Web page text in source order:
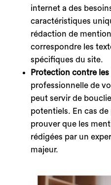
internet a des
caractéristiques
rédaction de
correspondre les
spécifiques du site.
Protection contre les
professionnelle de
peut servir de
potentiels. En cas
prouver que les
rédigées par un
majeur.